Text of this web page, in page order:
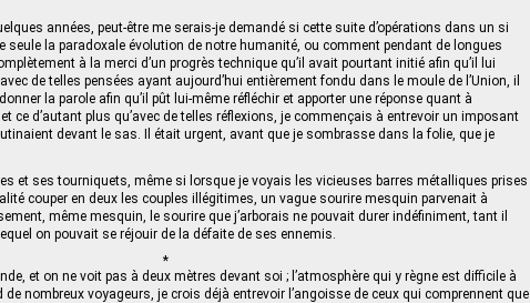
années, peut-être me serais-je demandé si cette suite d’opérations dans un si
seule la paradoxale évolution de notre humanité, ou comment pendant de longues
à la merci d’un progrès technique qu’il avait pourtant initié afin qu’il lui
de telles pensées ayant aujourd’hui entièrement fondu dans le moule de l’Union, il
la parole afin qu’il pût lui-même réfléchir et apporter une réponse quant à
ce d’autant plus qu’avec de telles réflexions, je commençais à entrevoir un imposant
devant le sas. Il était urgent, avant que je sombrasse dans la folie, que je
et ses tourniquets, même si lorsque je voyais les vicieuses barres métalliques prises
couper en deux les couples illégitimes, un vague sourire mesquin parvenait à
même mesquin, le sourire que j’arborais ne pouvait durer indéfiniment, tant il
on pouvait se réjouir de la défaite de ses ennemis.
*
et on ne voit pas à deux mètres devant soi ; l’atmosphère qui y règne est difficile à
nombreux voyageurs, je crois déjà entrevoir l’angoisse de ceux qui comprennent que